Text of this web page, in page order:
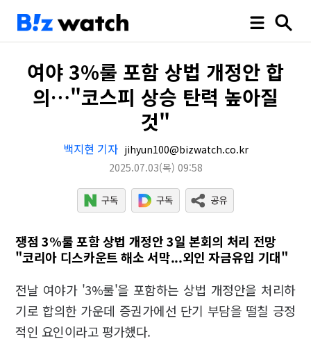
여야 3%룰 포함 상법 개정안 합
의…"코스피 상승 탄력 높아질
것"
백지현 기자 jihyun100@bizwatch.co.kr
2025.07.03(목) 09:58
쟁점 3%룰 포함 상법 개정안 3일 본회의 처리 전망
"코리아 디스카운트 해소 서막...외인 자금유입 기대"
전날 여야가 '3%룰'을 포함하는 상법 개정안을 처리하
기로 합의한 가운데 증권가에선 단기 부담을 떨칠 긍정
적인 요인이라고 평가했다.